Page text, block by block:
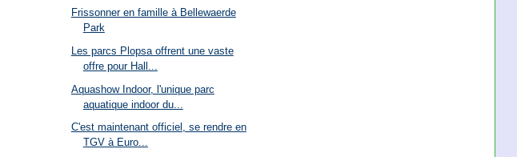
Frissonner en famille à Bellewaerde
Park
Les parcs Plopsa offrent une vaste
offre pour Hall...
Aquashow Indoor, l'unique parc
aquatique indoor du...
C'est maintenant officiel, se rendre en
TGV à Euro...